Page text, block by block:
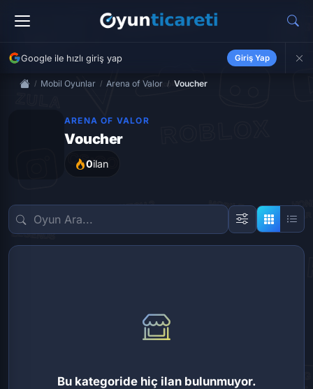
Google ile hızlı giriş yap Giriş Yap
Mobil Oyunlar Arena of Valor Voucher
ARENA OF VALOR
Voucher
0ilan
Bu kategoride hiç ilan bulunmuyor.